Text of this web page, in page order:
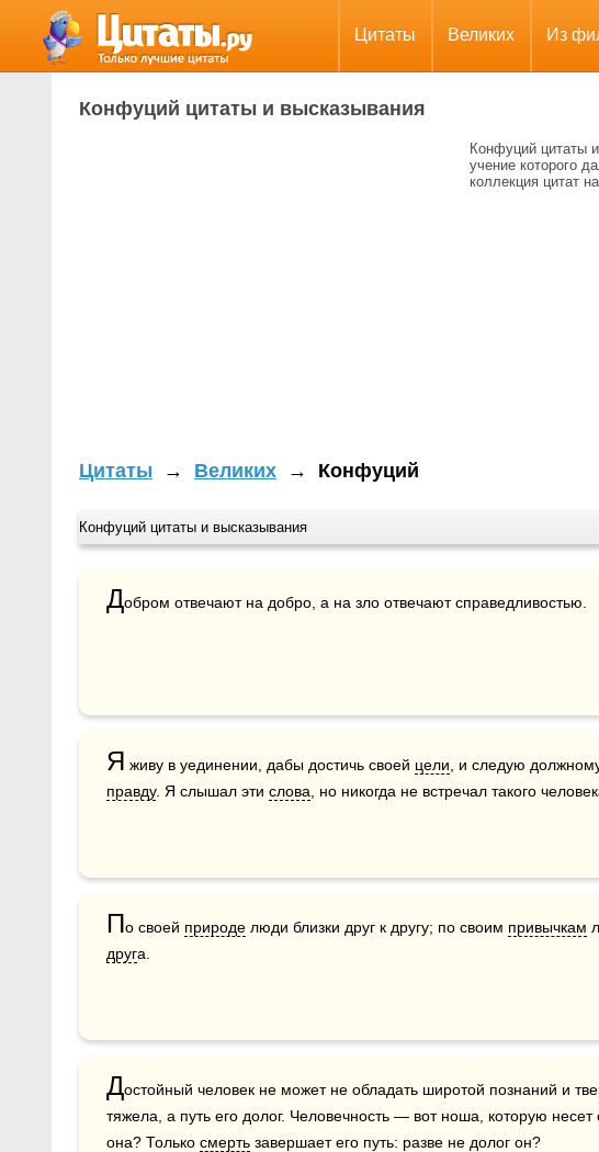
Цитаты Великих Из
Конфуций цитаты и высказывания
Конфуций цитаты
учение которого
коллекция цитат
Цитаты → Великих → Конфуций
Конфуций цитаты и высказывания
Добром отвечают на добро, а на зло отвечают справедливостью.
Я живу в уединении, дабы достичь своей цели
правду. Я слышал эти слова , но никогда не встречал такого
По своей природе люди близки друг к другу; по своим привычкам
друга.
Достойный человек не может не обладать широтой познаний и
тяжела, а путь его долог. Человечность — вот ноша, которую несет
она? Только смерть завершает его путь: разве не долог он?